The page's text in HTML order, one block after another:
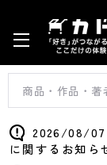
2026/08/07
に関するお知ら